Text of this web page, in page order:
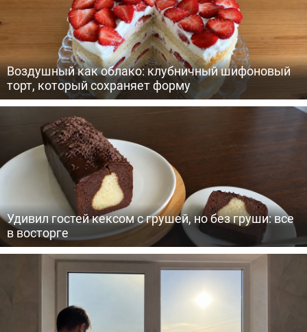
Воздушный как облако: клубничный шифоновый
торт, который сохраняет форму
Удивил гостей кексом с грушей, но без груши: все
в восторге